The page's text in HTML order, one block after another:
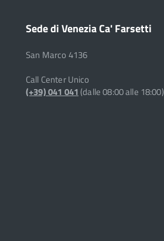
Sede di Venezia Ca' Farsetti
San Marco 4136
Call Center Unico
(+39) 041 041(dalle 08:00 alle 18:00)